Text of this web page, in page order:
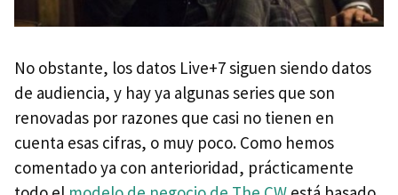
No obstante, los datos Live+7 siguen siendo datos
de audiencia, y hay ya algunas series que son
renovadas por razones que casi no tienen en
cuenta esas cifras, o muy poco. Como hemos
comentado ya con anterioridad, prácticamente